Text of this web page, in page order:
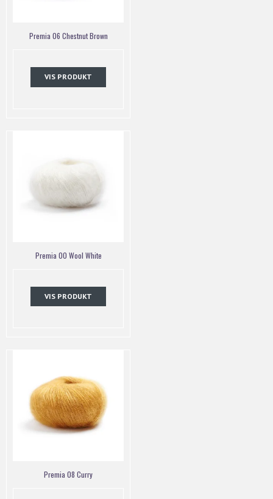
Premia 06 Chestnut Brown
VIS PRODUKT
Premia 00 Wool White
VIS PRODUKT
Premia 08 Curry